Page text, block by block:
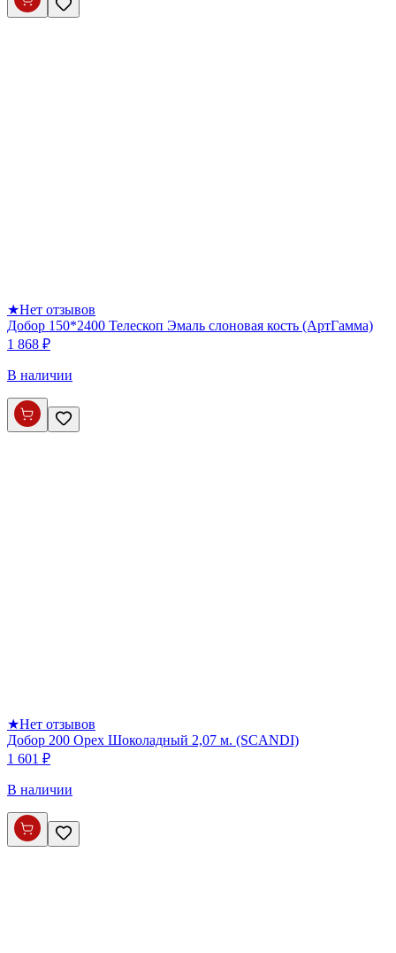
★Нет отзывов
Добор 150*2400 Телескоп Эмаль слоновая кость (АртГамма)
1 868 ₽
В наличии
★Нет отзывов
Добор 200 Орех Шоколадный 2,07 м. (SCANDI)
1 601 ₽
В наличии